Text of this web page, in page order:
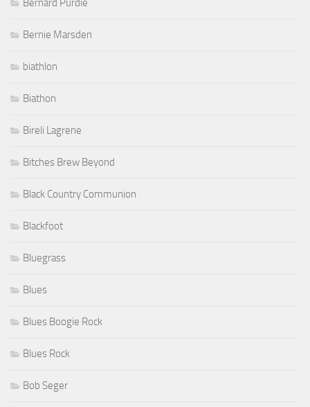
Bernard Purdie
Bernie Marsden
biathlon
Biathon
Bireli Lagrene
Bitches Brew Beyond
Black Country Communion
Blackfoot
Bluegrass
Blues
Blues Boogie Rock
Blues Rock
Bob Seger